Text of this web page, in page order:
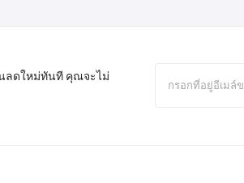
ลดใหม่ทันที คุณจะไม่